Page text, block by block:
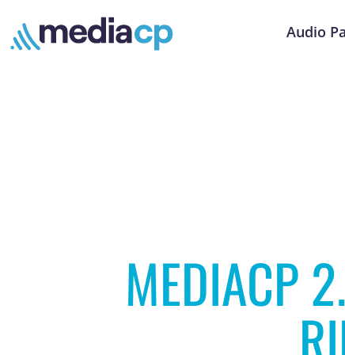
Audio
MEDIACP